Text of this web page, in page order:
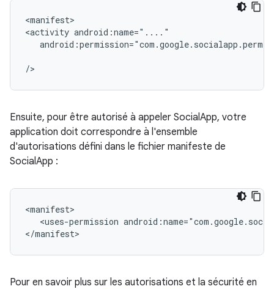
<manifest>
<activity
Ensuite, pour être autorisé à appeler SocialApp, votre
application doit correspondre à l'ensemble
d'autorisations défini dans le fichier manifeste de
SocialApp :
<uses-permission
Pour en savoir plus sur les autorisations et la sécurité en